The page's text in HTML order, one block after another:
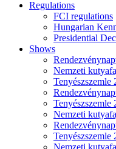
Regulations
FCI regulations
Hungarian
Presidential
Shows
Nemzeti
Tenyészszemle
Tenyészszemle
Nemzeti
Tenyészszemle
Nemzeti